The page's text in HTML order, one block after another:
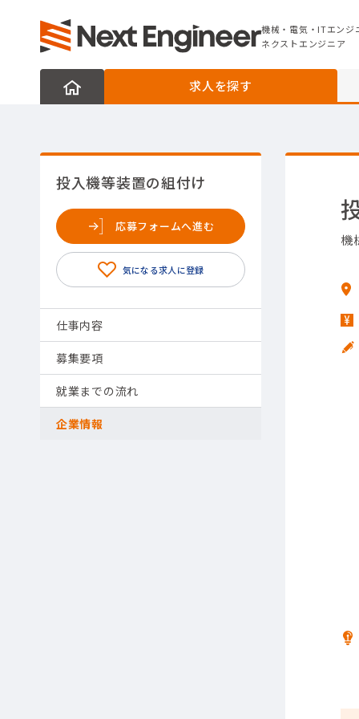
機械・電気・ITエンジニアの転職なら
機械・電気・ITエンジ
ネクストエンジニア
求人を探す
投入機等装置の組付け
応募フォームへ進む
仕事内容
募集要項
就業までの流れ
企業情報
機